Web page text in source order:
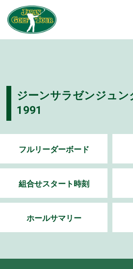
ジーンサラゼンジュン
1991
フルリーダーボード
組合せスタート時刻
ホールサマリー